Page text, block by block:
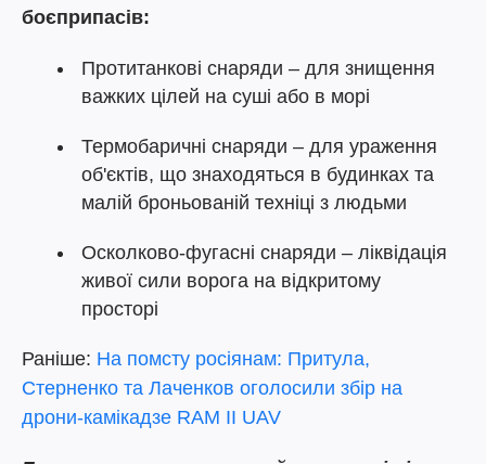
боєприпасів:
Протитанкові снаряди – для знищення
важких цілей на суші або в морі
Термобаричні снаряди – для ураження
об'єктів, що знаходяться в будинках та
малій броньованій техніці з людьми
Осколково-фугасні снаряди – ліквідація
живої сили ворога на відкритому
просторі
Раніше: На помсту росіянам: Притула,
Стерненко та Лаченков оголосили збір на
дрони-камікадзе RAM ІІ UAV